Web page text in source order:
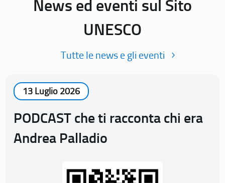
News ed eventi sul Sito
UNESCO
Tutte le news e gli eventi
13 Luglio 2026
PODCAST che ti racconta chi era
Andrea Palladio